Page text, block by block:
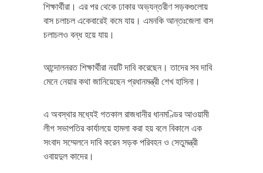
শিক্ষার্থীরা। এর পর থেকে ঢাকার অভ্যন্তরীণ সড়কগুলোয়
বাস চলাচল একেবারেই কমে যায়। এমনকি আন্তঃজেলা বাস
চলাচলও বন্ধ হয়ে যায়।
আন্দোলনরত শিক্ষার্থীরা নয়টি দাবি করেছেন। তাদের সব দাবি
মেনে নেয়ার কথা জানিয়েছেন প্রধানমন্ত্রী শেখ হাসিনা।
এ অবস্থার মধ্যেই গতকাল রাজধানীর ধানমণ্ডির আওয়ামী
লীগ সভাপতির কার্যালয়ে হামলা করা হয় বলে বিকালে এক
সংবাদ সম্মেলনে দাবি করেন সড়ক পরিবহন ও সেতুমন্ত্রী
ওবায়দুল কাদের।